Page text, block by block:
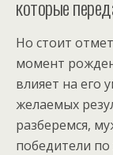
которые
Но стоит
момент
влияет на его
желаемых
разберемся,
победители